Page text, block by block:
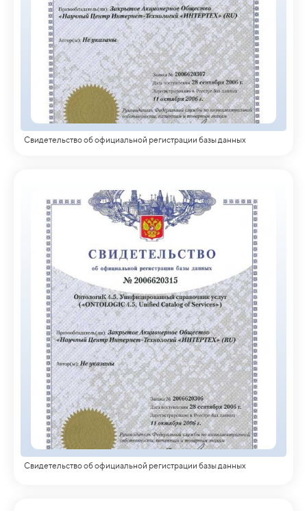
Свидетельство об официальной регистрации базы данных
Свидетельство об официальной регистрации базы данных